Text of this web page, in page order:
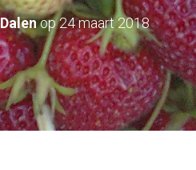
op24 maart 2018